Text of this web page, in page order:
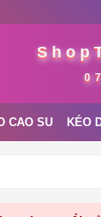
CAO SU KÉO